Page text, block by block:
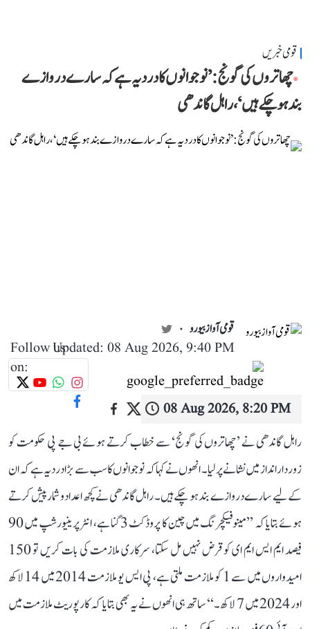
قومی خبریں
چھاتروں کی گونج: ’نوجوانوں کا درد یہ ہے کہ سارے دروازے
بند ہو چکے ہیں‘، راہل گاندھی
قومی آواز بیورو
Updated: 08 Aug 2026, 9:40 PM
Follow us
on:
08 Aug 2026, 8:20 PM
راہل گاندھی نے ’چھاتروں کی گونج‘ سے خطاب کرتے ہوئے بی جے پی حکومت کو
زوردار انداز میں نشانے پر لیا۔ انھوں نے کہا کہ نوجوانوں کا سب سے بڑا درد یہ ہے کہ ان
کے لیے سارے دروازے بند ہو چکے ہیں۔ راہل گاندھی نے کچھ اعداد و شمار پیش کرتے
ہوئے بتایا کہ ’’مینوفیکچرنگ میں چین کا پروڈکٹ 3 گنا ہے، انٹرپرینیورشپ میں 90
فیصد ایم ایس ایم ای کو قرض نہیں مل سکتا، سرکاری ملازمت کی بات کریں تو 150
امیدواروں میں سے 1 کو ملازمت ملتی ہے، پی ایس یو ملازمت 2014 میں 14 لاکھ
اور 2024 میں 7 لاکھ۔‘‘ ساتھ ہی انھوں نے یہ بھی بتایا کہ کارپوریٹ ملازمت میں